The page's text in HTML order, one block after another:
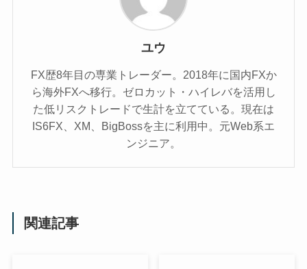
ユウ
FX歴8年目の専業トレーダー。2018年に国内FXか
ら海外FXへ移行。ゼロカット・ハイレバを活用し
た低リスクトレードで生計を立てている。現在は
IS6FX、XM、BigBossを主に利用中。元Web系エ
ンジニア。
関連記事